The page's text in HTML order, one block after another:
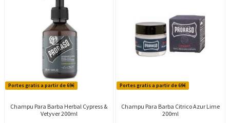
Portes gratis a partir de 69€
Champu Para Barba Herbal Cypress &
Vetyver 200ml
Portes gratis a partir de 69€
Champu Para Barba Citrico Azur Lime
200ml